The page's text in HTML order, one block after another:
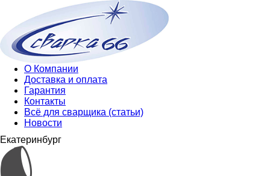
О Компании
Доставка и оплата
Гарантия
Контакты
Всё для сварщика (статьи)
Новости
Екатеринбург